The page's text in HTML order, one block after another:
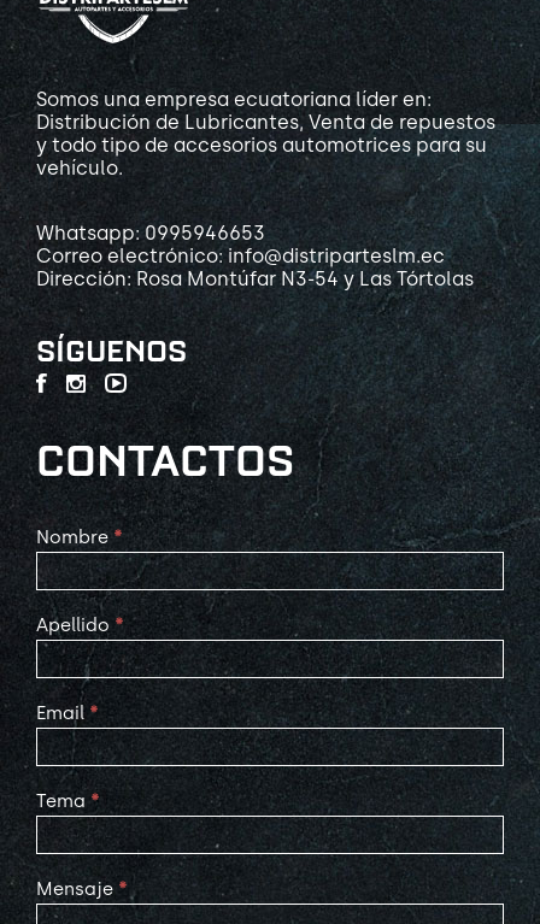
Somos una empresa ecuatoriana líder en:
Distribución de Lubricantes, Venta de repuestos
y todo tipo de accesorios automotrices para su
vehículo.
Whatsapp: 0995946653
Correo electrónico: info@distriparteslm.ec
Dirección: Rosa Montúfar N3-54 y Las Tórtolas
SÍGUENOS
CONTACTOS
Contact
Us
Nombre *
Apellido *
Email *
Tema *
Mensaje *